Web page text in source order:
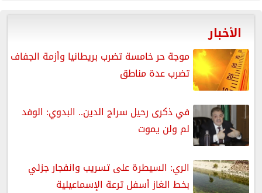
الأخبار
موجة حر خامسة تضرب بريطانيا وأزمة الجفاف
تضرب عدة مناطق
في ذكرى رحيل سراج الدين.. البدوي: الوفد
لم ولن يموت
الري: السيطرة على تسريب وانفجار جزئي
بخط الغاز أسفل ترعة الإسماعيلية